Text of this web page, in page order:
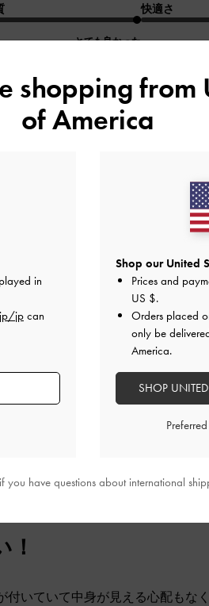
とても良かった
快適さ
すい柔らかさで
れるのに丁度良いサイズで
ぎるのでが多いので
ズ感です
びにも便利です
とても良かった
快適さ
いていて中身が見える心配もな
shopping from
of America
in
jpcan
Shop our United
Prices and
US $.
Orders placed
only be
America.
SHOP
you have questions about international